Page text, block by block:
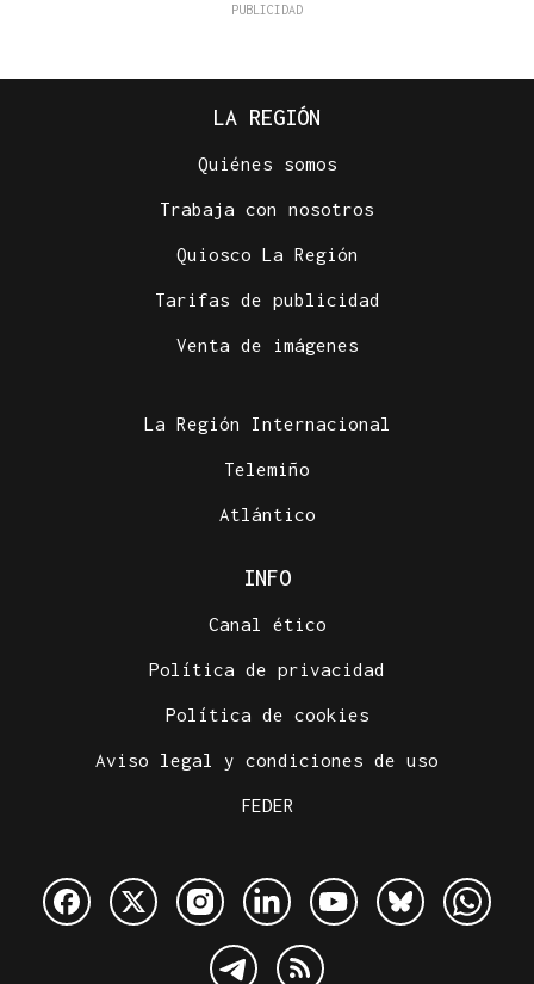
LA REGIÓN
Quiénes somos
Trabaja con nosotros
Quiosco La Región
Tarifas de publicidad
Venta de imágenes
La Región Internacional
Telemiño
Atlántico
INFO
Canal ético
Política de privacidad
Política de cookies
Aviso legal y condiciones de uso
FEDER